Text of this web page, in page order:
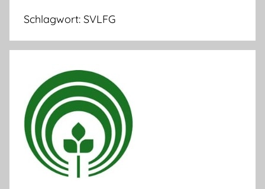
Naturerlebnisse
Schlagwort: SVLFG